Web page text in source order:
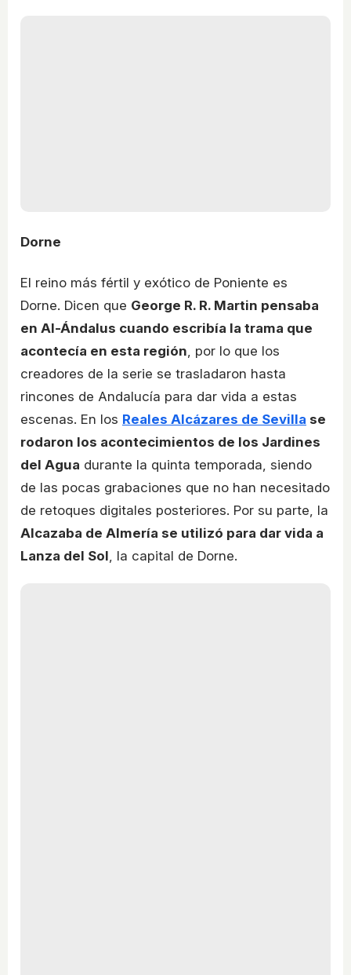
Dorne
El reino más fértil y exótico de Poniente es
Dorne. Dicen que George R. R. Martin pensaba
en Al-Ándalus cuando escribía la trama que
acontecía en esta región , por lo que los
creadores de la serie se trasladaron hasta
rincones de Andalucía para dar vida a estas
escenas. En los Reales Alcázares de Sevilla se
rodaron los acontecimientos de los Jardines
del Agua durante la quinta temporada, siendo
de las pocas grabaciones que no han necesitado
de retoques digitales posteriores. Por su parte, la
Alcazaba de Almería se utilizó para dar vida a
Lanza del Sol , la capital de Dorne.